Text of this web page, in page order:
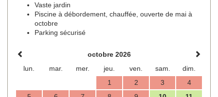
Vaste jardin
Piscine à débordement, chauffée, ouverte de mai à
octobre
Parking sécurisé
octobre 2026
lun.
mar. mer. jeu. ven. sam.
dim.
1
2 3
4